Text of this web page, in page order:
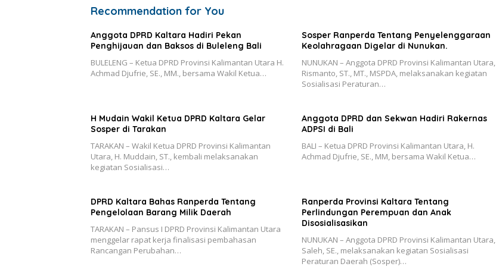
Recommendation for You
Anggota DPRD Kaltara Hadiri Pekan
Penghijauan dan Baksos di Buleleng Bali
BULELENG – Ketua DPRD Provinsi Kalimantan Utara H.
Achmad Djufrie, SE., MM., bersama Wakil Ketua…
Sosper Ranperda Tentang Penyelenggaraan
Keolahragaan Digelar di Nunukan.
NUNUKAN – Anggota DPRD Provinsi Kalimantan Utara,
Rismanto, ST., MT., MSPDA, melaksanakan kegiatan
Sosialisasi Peraturan…
H Mudain Wakil Ketua DPRD Kaltara Gelar
Sosper di Tarakan
TARAKAN – Wakil Ketua DPRD Provinsi Kalimantan
Utara, H. Muddain, ST., kembali melaksanakan
kegiatan Sosialisasi…
Anggota DPRD dan Sekwan Hadiri Rakernas
ADPSI di Bali
BALI – Ketua DPRD Provinsi Kalimantan Utara, H.
Achmad Djufrie, SE., MM, bersama Wakil Ketua…
DPRD Kaltara Bahas Ranperda Tentang
Pengelolaan Barang Milik Daerah
TARAKAN – Pansus I DPRD Provinsi Kalimantan Utara
menggelar rapat kerja finalisasi pembahasan
Rancangan Perubahan…
Ranperda Provinsi Kaltara Tentang
Perlindungan Perempuan dan Anak
Disosialisasikan
NUNUKAN – Anggota DPRD Provinsi Kalimantan Utara,
Saleh, SE., melaksanakan kegiatan Sosialisasi
Peraturan Daerah (Sosper)…